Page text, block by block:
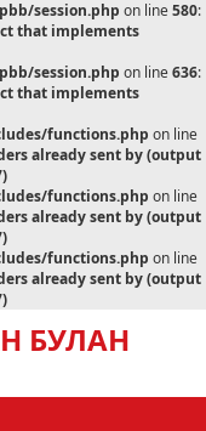
session.php on line580:
that implements
session.php on line636:
that implements
functions.php on line
already sent by (output
functions.php on line
already sent by (output
functions.php on line
already sent by (output
БУЛАН